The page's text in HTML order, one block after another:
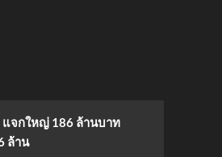
แจกใหญ่ 186 ล้านบาท
ล้าน